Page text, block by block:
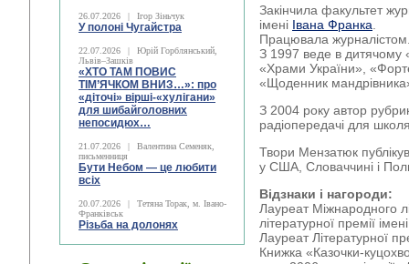
26.07.2026 | Ігор Зіньчук
У полоні Чугайстра
22.07.2026 |
Юрій Горблянський,
Львів–Зашків
«ХТО ТАМ ПОВИС
ТІМ’ЯЧКОМ ВНИЗ…»: про
«діточі» вірші-«хулігани»
для шибайголовних
непосидюх…
21.07.2026 |
Валентина Семеняк,
письменниця
Бути Небом ― це любити
всіх
20.07.2026 |
Тетяна Торак, м. Івано-
Франківськ
Різьба на долонях
Закінчила факультет
імені Івана Франка
Працювала
З 1997 веде в дитячому
«Храми України»,
«Щоденник
З 2004 року автор
радіопередачі для
Твори Мензатюк
у США, Словаччині і
Відзнаки і нагороди:
Лауреат Міжнародного
літературної премії
Лауреат Літературної
Книжка «Казочки-